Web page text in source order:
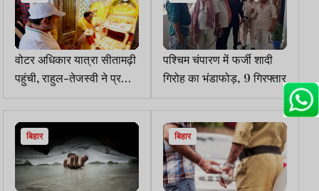
वोटर अधिकार यात्रा सीतामढ़ी
पहुंची, राहुल-तेजस्वी ने प्रसिद्ध
माता जानकी मंदिर में की पूजा
अर्चना
पश्चिम चंपारण में फर्जी शादी
गिरोह का भंडाफोड़, 9 गिरफ्तार
बिहार बिहार